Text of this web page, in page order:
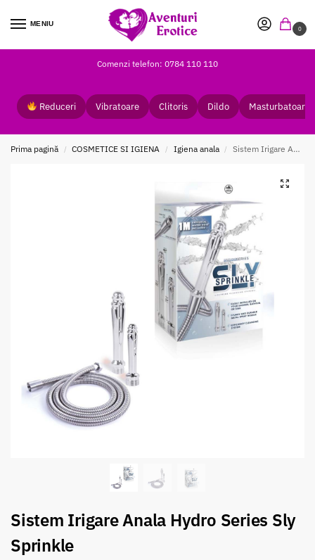
MENIU
0
Comenzi telefon: 0784 110 110
Reduceri Vibratoare Clitoris Dildo Masturbatoare
Prima pagină / COSMETICE SI IGIENA / Igiena anala / Sistem Irigare Anala Hydro Series Sly Sprinkle
Sistem Irigare Anala Hydro Series Sly
Sprinkle